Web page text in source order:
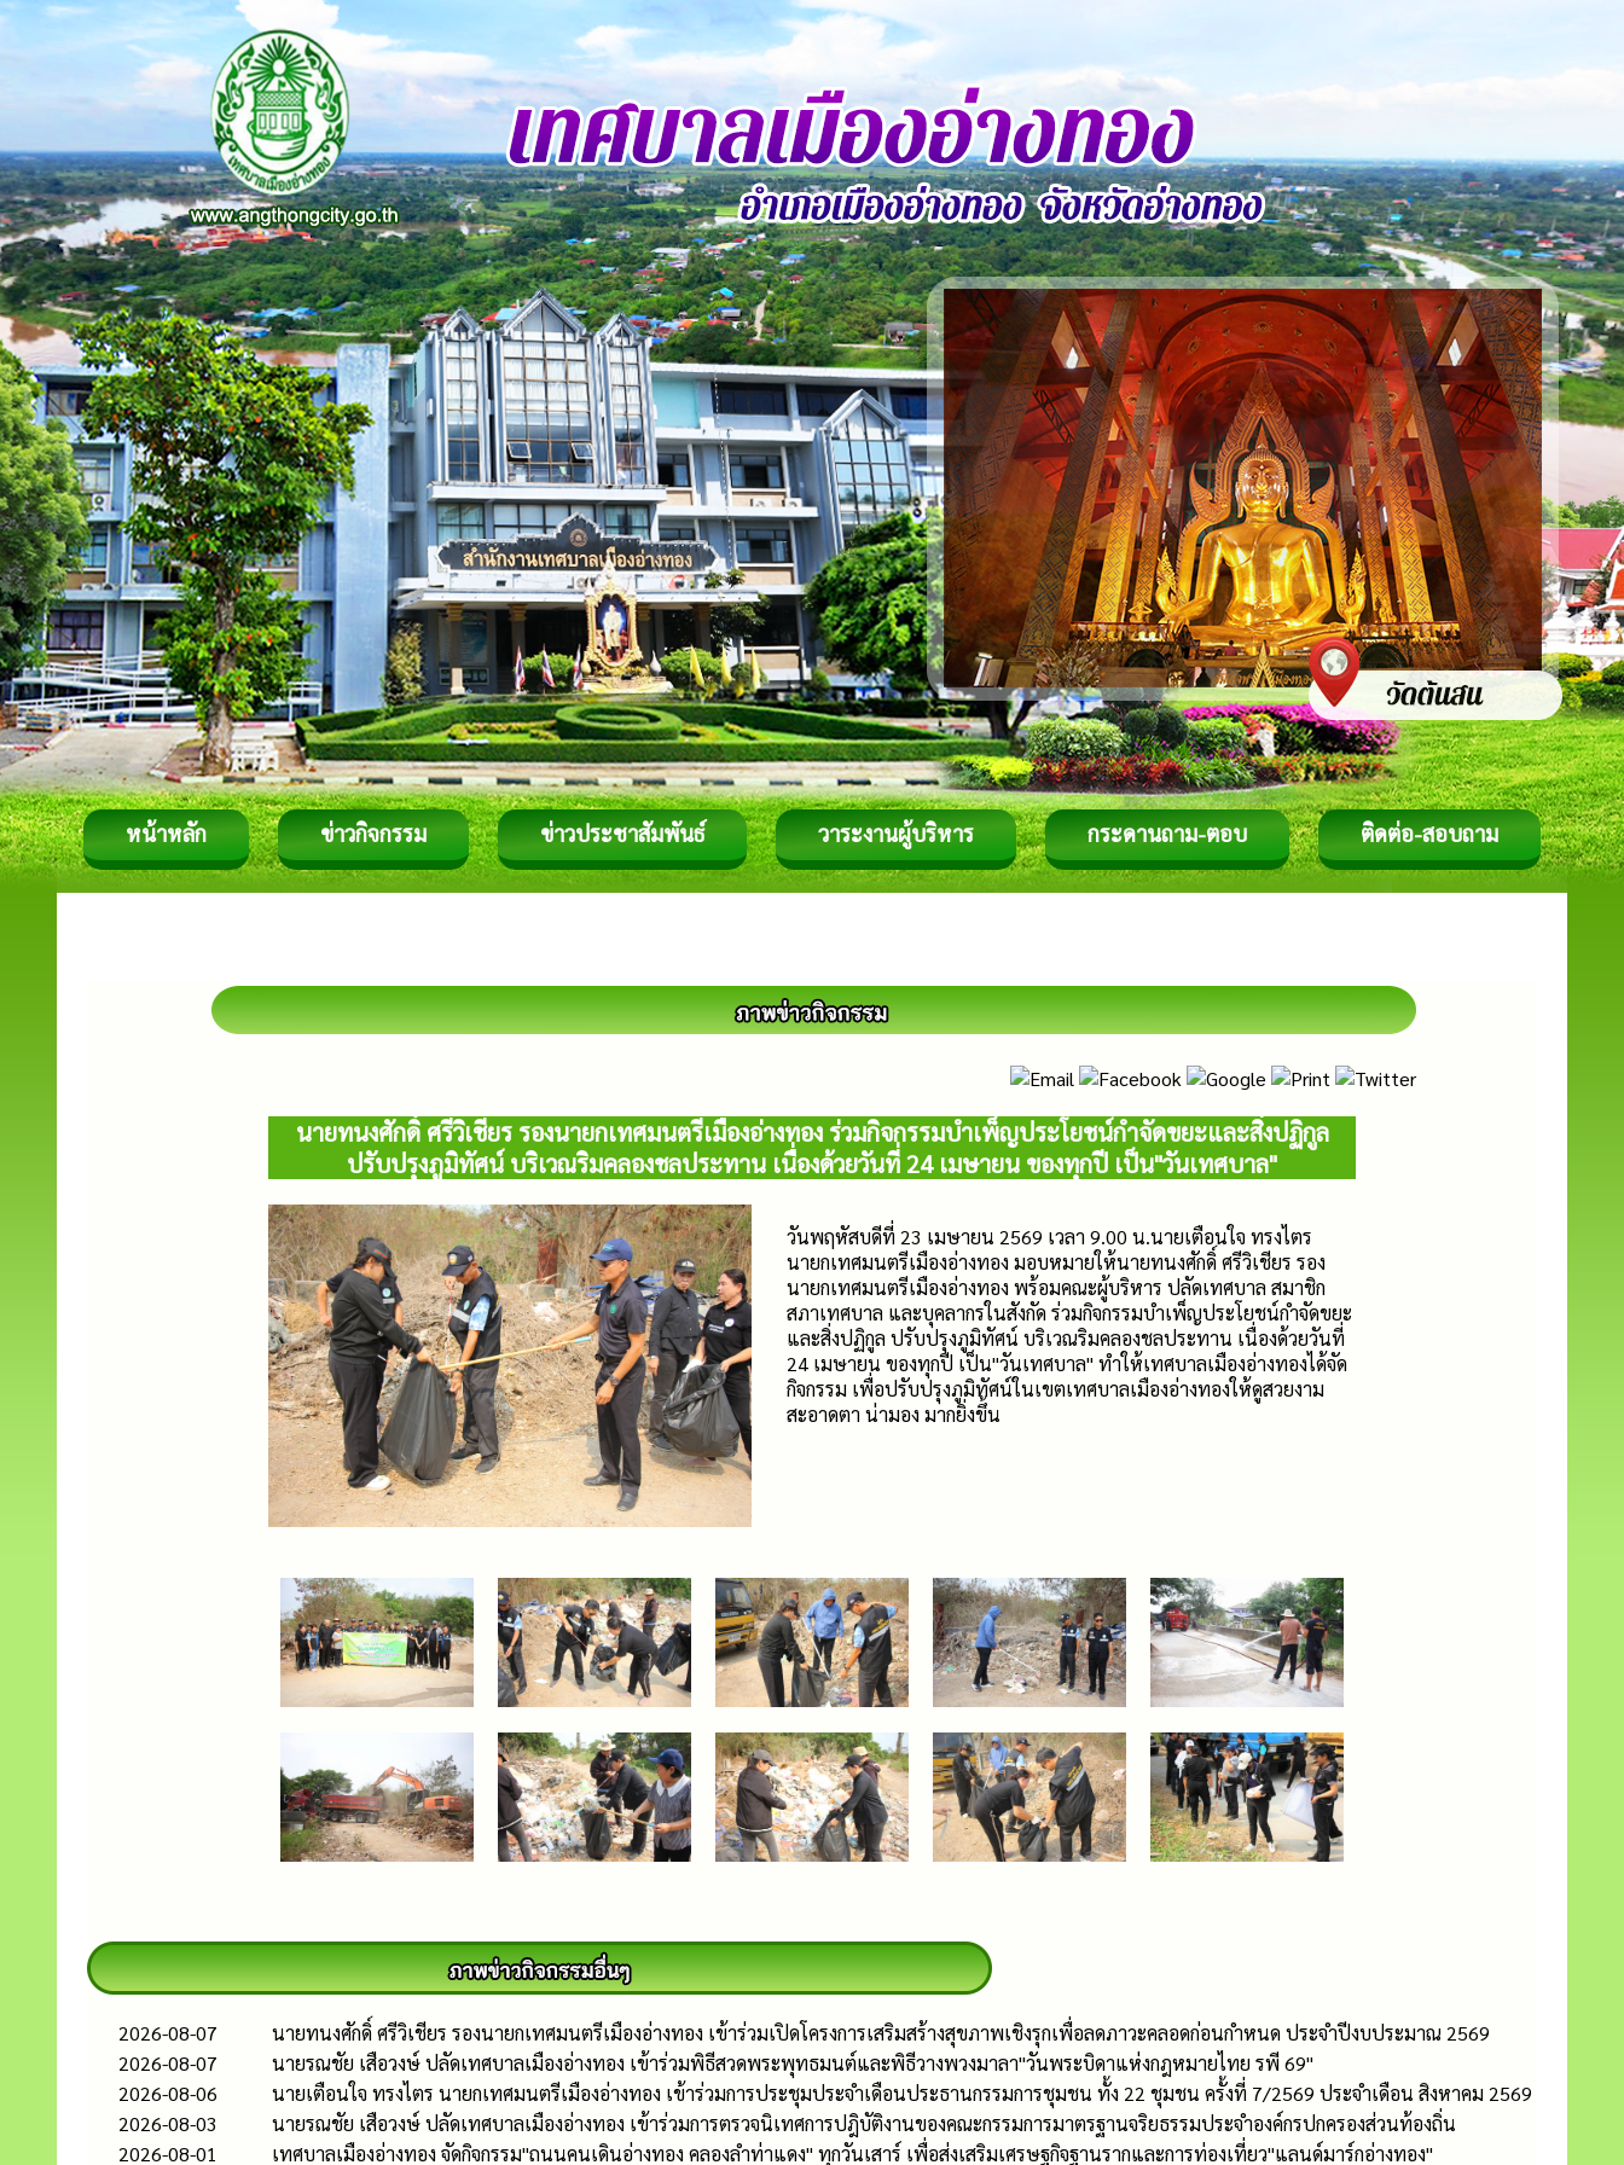
หน้าหลัก ข่าวกิจกรรม ข่าวประชาสัมพันธ์ วาระงานผู้บริหาร กระดานถาม-ตอบ ติดต่อ-สอบถาม
นายทนงศักดิ์ ศรีวิเชียร รองนายกเทศมนตรีเมืองอ่างทอง ร่วมกิจกรรมบำเพ็ญประโยชน์กำจัดขยะและสิ่งปฏิกูล
ปรับปรุงภูมิทัศน์ บริเวณริมคลองชลประทาน เนื่องด้วยวันที่ 24 เมษายน ของทุกปี เป็น"วันเทศบาล"
วันพฤหัสบดีที่ 23 เมษายน 2569 เวลา 9.00 น.นายเตือนใจ ทรงไตร
นายกเทศมนตรีเมืองอ่างทอง มอบหมายให้นายทนงศักดิ์ ศรีวิเชียร รอง
นายกเทศมนตรีเมืองอ่างทอง พร้อมคณะผู้บริหาร ปลัดเทศบาล สมาชิก
สภาเทศบาล และบุคลากรในสังกัด ร่วมกิจกรรมบำเพ็ญประโยชน์กำจัดขยะ
และสิ่งปฏิกูล ปรับปรุงภูมิทัศน์ บริเวณริมคลองชลประทาน เนื่องด้วยวันที่
24 เมษายน ของทุกปี เป็น"วันเทศบาล" ทำให้เทศบาลเมืองอ่างทองได้จัด
กิจกรรม เพื่อปรับปรุงภูมิทัศน์ในเขตเทศบาลเมืองอ่างทองให้ดูสวยงาม
สะอาดตา น่ามอง มากยิ่งขึ้น
2026-08-07
นายทนงศักดิ์ ศรีวิเชียร รองนายกเทศมนตรีเมืองอ่างทอง เข้าร่วมเปิดโครงการเสริมสร้างสุขภาพเชิงรุกเพื่อลดภาวะคลอดก่อนกำหนด ประจำปีงบประมาณ 2569
2026-08-07
นายรณชัย เสือวงษ์ ปลัดเทศบาลเมืองอ่างทอง เข้าร่วมพิธีสวดพระพุทธมนต์และพิธีวางพวงมาลา"วันพระบิดาแห่งกฎหมายไทย รพี 69"
2026-08-06
นายเตือนใจ ทรงไตร นายกเทศมนตรีเมืองอ่างทอง เข้าร่วมการประชุมประจำเดือนประธานกรรมการชุมชน ทั้ง 22 ชุมชน ครั้งที่ 7/2569 ประจำเดือน สิงหาคม 2569
2026-08-03
นายรณชัย เสือวงษ์ ปลัดเทศบาลเมืองอ่างทอง เข้าร่วมการตรวจนิเทศการปฎิบัติงานของคณะกรรมการมาตรฐานจริยธรรมประจำองค์กรปกครองส่วนท้องถิ่น
2026-08-01
เทศบาลเมืองอ่างทอง จัดกิจกรรม"ถนนคนเดินอ่างทอง คลองลำท่าแดง" ทุกวันเสาร์ เพื่อส่งเสริมเศรษฐกิจฐานรากและการท่องเที่ยว"แลนด์มาร์กอ่างทอง"